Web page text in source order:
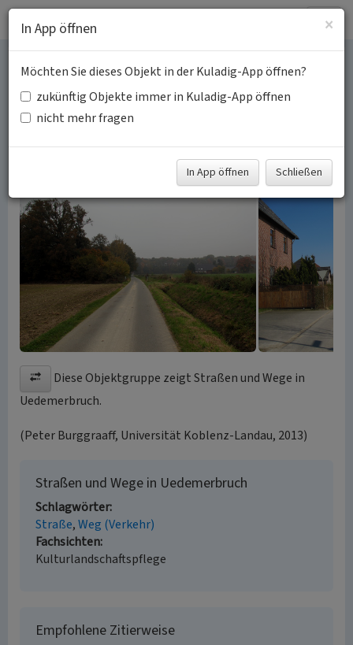
Straßen und Wege in
Uedemerbruch
Kulturlandschaftspflege
Diese Objektgruppe zeigt Straßen und Wege in
Uedemerbruch.
(Peter Burggraaff, Universität Koblenz-Landau, 2013)
Straßen und Wege in Uedemerbruch
Schlagwörter
Straße Weg (Verkehr)
Fachsichten
Kulturlandschaftspflege
Empfohlene Zitierweise
×
In App öffnen
Möchten Sie dieses Objekt in der Kuladig-App öffnen?
zukünftig Objekte immer in Kuladig-App öffnen
nicht mehr fragen
In App öffnen Schließen